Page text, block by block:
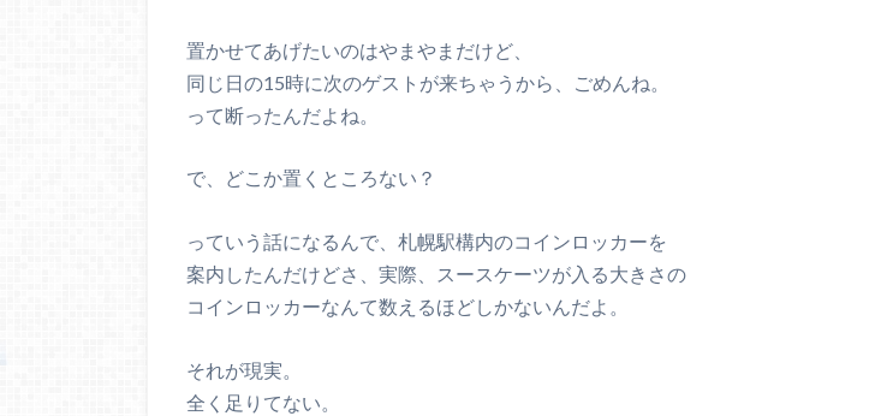
置かせてあげたいのはやまやまだけど、
同じ日の15時に次のゲストが来ちゃうから、ごめんね。
って断ったんだよね。
で、どこか置くところない？
っていう話になるんで、札幌駅構内のコインロッカーを
案内したんだけどさ、実際、スースケーツが入る大きさの
コインロッカーなんて数えるほどしかないんだよ。
それが現実。
全く足りてない。